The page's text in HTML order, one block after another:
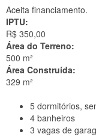
Aceita financiamento.
IPTU:
R$ 350,00
Área do Terreno:
500 m²
Área Construída:
329 m²
5 dormitórios,
4 banheiros
3 vagas de